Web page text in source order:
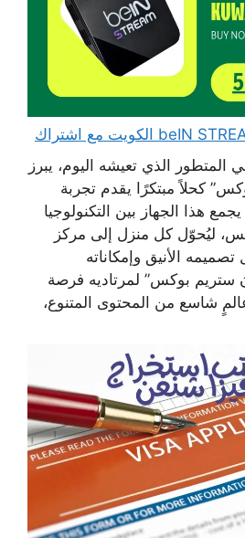
المتطور الذي تعيشه اليوم، يبرز
كحلاً مبتكرًا يقدم تجربة
هذا الجهاز بين التكنولوجيا
ليُحوّل كل منزل إلى مركز
الأنيق وإمكاناته
ستريم بوكس” لمرتاديه فرصة
شاسع من المحتوى المتنوع،